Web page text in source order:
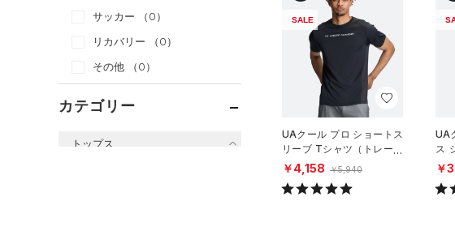
サッカー
（0）
リカバリー
（0）
その他
（0）
カテゴリー
トップス
SALE
UAクール プロ ショートス
リーブ Tシャツ（トレーニ
ング/MEN）
￥4,158 ￥5,940
UA
ス
￥